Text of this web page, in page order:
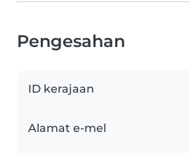
Pengesahan
ID kerajaan
Alamat e-mel